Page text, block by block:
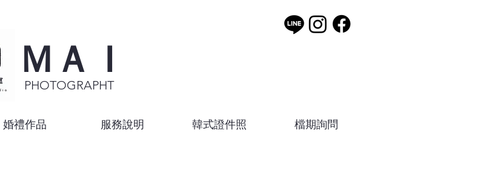
ＭＡＩ
PHOTOGRAPHT
婚禮作品 服務說明 韓式證件照 檔期詢問